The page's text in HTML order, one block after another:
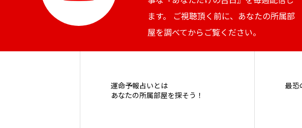
ます。 ご視聴頂く前に、あなたの所属部
屋を調べてからご覧ください。
運命予報占いとは
あなたの所属部屋を探そう！
最恐